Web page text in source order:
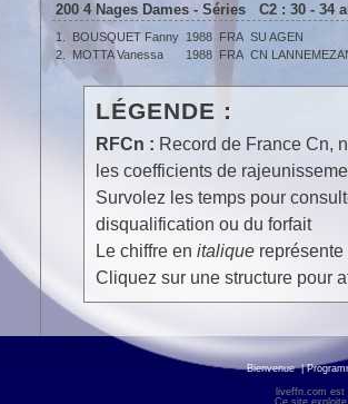
200 4 Nages Dames - Séries C2 : 30 - 34
1. BOUSQUET Fanny 1988 FRA SU AGEN
2.
MOTTA Vanessa 1988 FRA CN
LÉGENDE :
RFCn : Record de France Cn,
les coefficients de
Survolez les temps pour
disqualification ou du forfait
Le chiffre en italiquereprésente
Cliquez sur une structure pour
Bienvenue |
liveffn.com est
Ce site